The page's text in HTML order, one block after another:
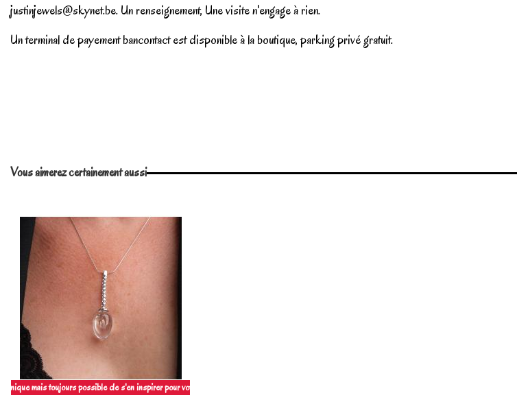
justinjewels@skynet.be. Un renseignement, Une visite n'engage à rien.
Un terminal de payement bancontact est disponible à la boutique, parking privé gratuit.
Vous aimerez certainement aussi
unique mais toujours possible de s'en inspirer pour votre création